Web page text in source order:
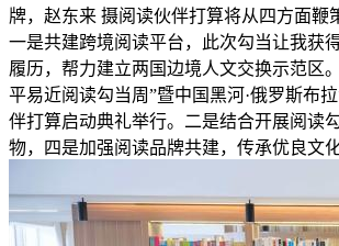
牌，赵东来 摄阅读伙伴打算将从四方面鞭
一是共建跨境阅读平台，此次勾当让我获
履历，帮力建立两国边境人文交换示范区
平易近阅读勾当周”暨中国黑河·俄罗斯布
伴打算启动典礼举行。二是结合开展阅读
物，四是加强阅读品牌共建，传承优良文化